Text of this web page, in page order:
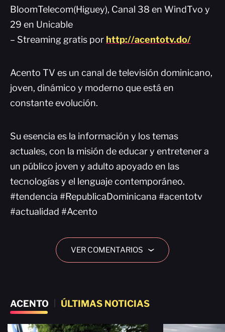
BloomTelecom(Higuey), Canal 38 en WindTvo y
29 en Unicable
– Streaming gratis por http://acentotv.do/
Acento TV es un canal de televisión dominicano,
joven, dinámico y moderno que está en
constante evolución.
Su esencia es la información y los temas
actuales, con la misión de educar y entretener a
un público joven y adulto apoyado en las
tecnologías y el lenguaje contemporáneo.
#tendencia #RepublicaDominicana #acentotv
#actualidad #Acento
VER COMENTARIOS ›
ACENTO ÚLTIMAS NOTICIAS